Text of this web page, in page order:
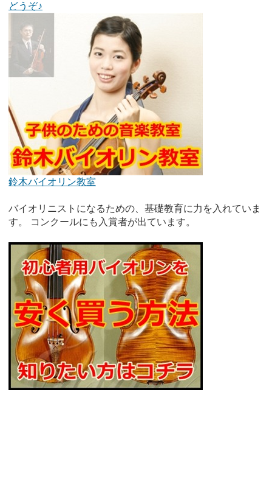
どうぞ♪
鈴木バイオリン教室
バイオリニストになるための、基礎教育に力を入れていま
す。 コンクールにも入賞者が出ています。